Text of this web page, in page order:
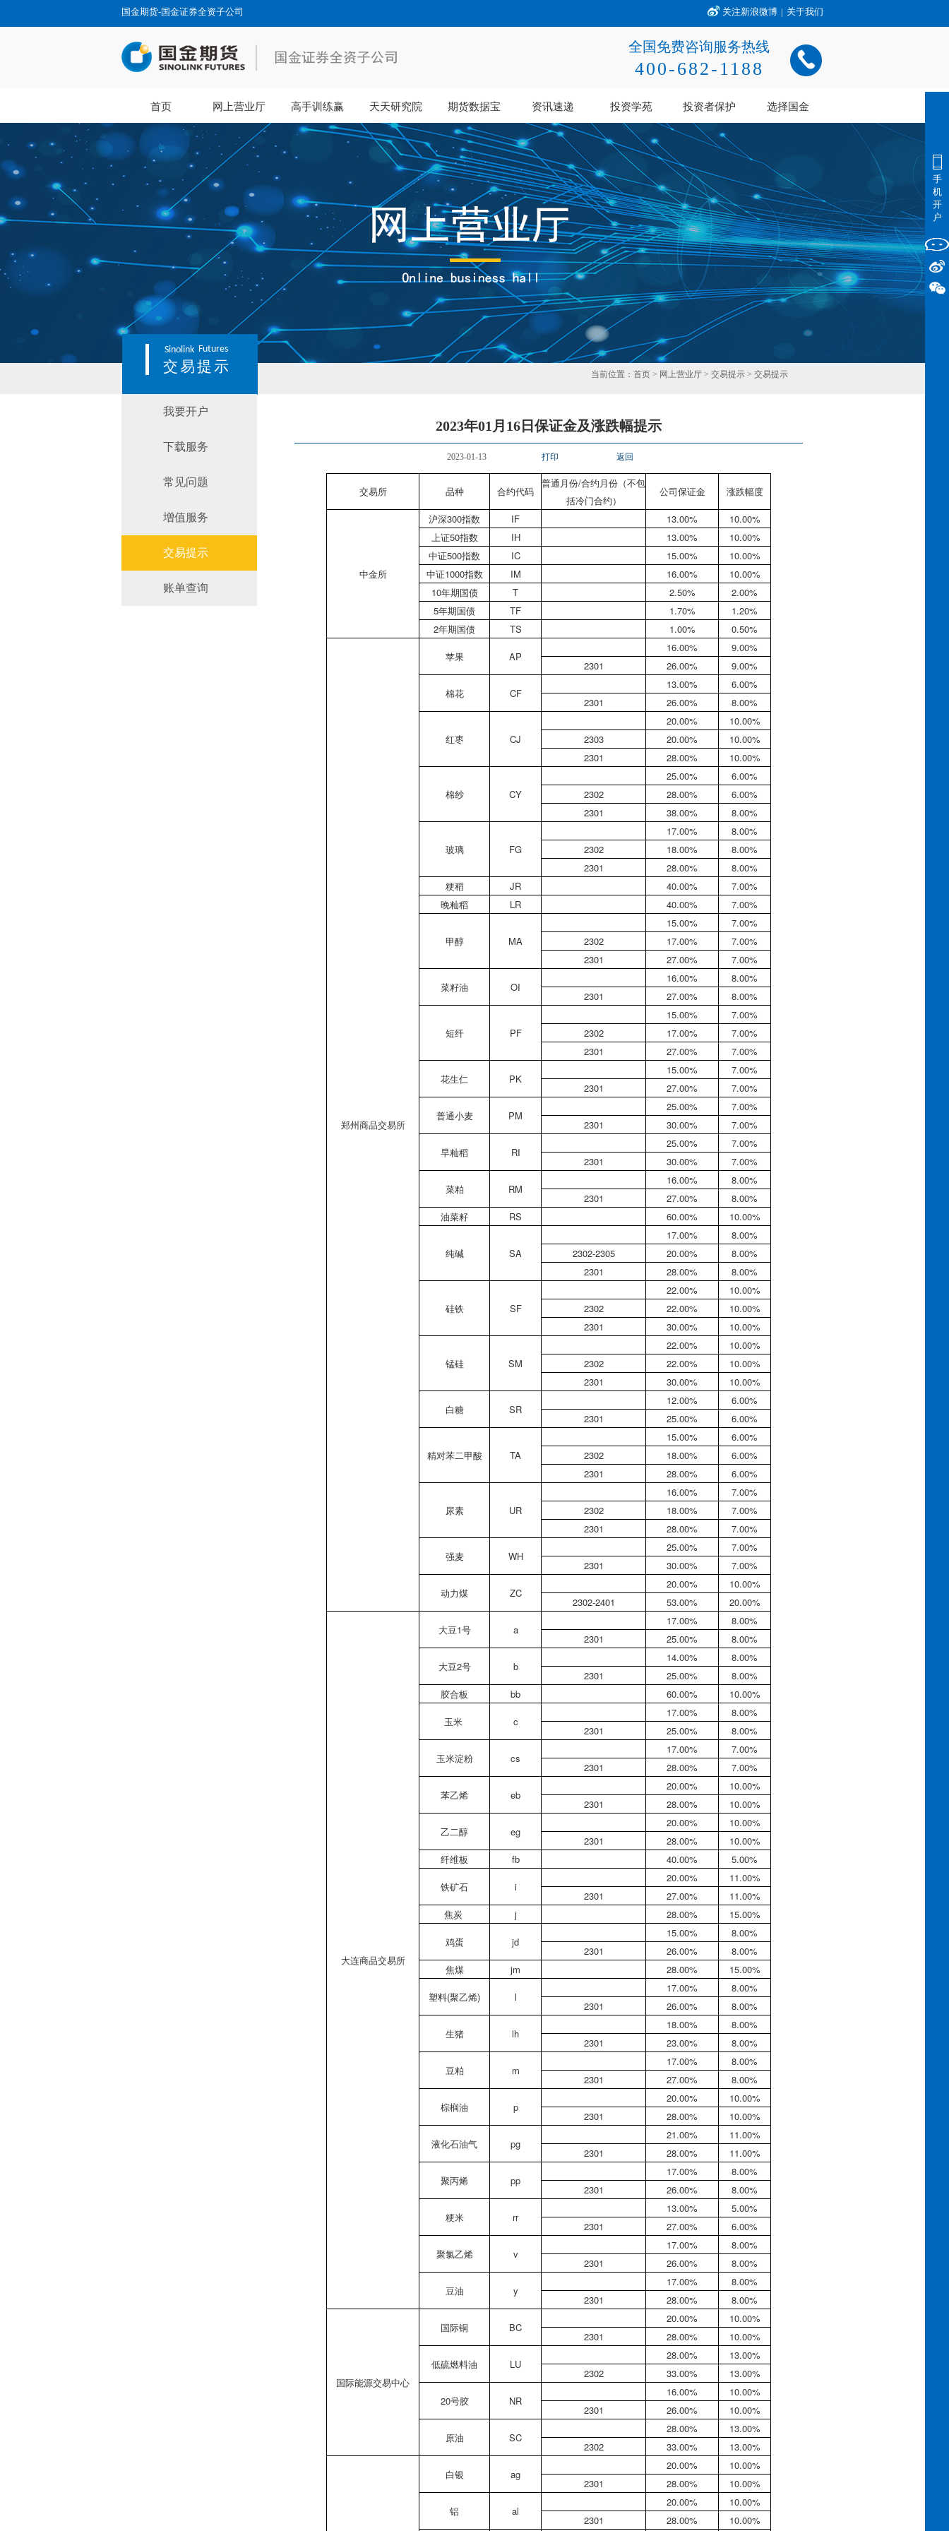
国金期货-国金证券全资子公司 关注新浪微博 | 关于我们
全国免费咨询服务热线
400-682-1188
首页 网上营业厅 高手训练赢 天天研究院 期货数据宝 资讯速递 投资学苑 投资者保护 选择国金
Sinolink Futures
交易提示 当前位置： 首页 > 网上营业厅 > 交易提示 > 交易提示
我要开户
下载服务
常见问题
增值服务
交易提示
账单查询
2023年01月16日保证金及涨跌幅提示
2023-01-13 打印 返回
交易所 品种 合约代码
普通月份/合约月份（不包
括冷门合约）
公司保证金 涨跌幅度
中金所
沪深300指数 IF 13.00%
10.00%
上证50指数
IH 13.00%
10.00%
中证500指数
IC 15.00%
10.00%
中证1000指数
IM 16.00%
10.00%
10年期国债
T 2.50%
2.00%
5年期国债
TF 1.70%
1.20%
2年期国债
TS 1.00% 0.50%
郑州商品交易所
苹果 AP
16.00%
9.00%
2301
26.00% 9.00%
棉花 CF
13.00%
6.00%
2301
26.00% 8.00%
红枣 CJ
20.00%
10.00%
2303
20.00%
10.00%
2301
28.00% 10.00%
棉纱 CY
25.00%
6.00%
2302
28.00%
6.00%
2301
38.00% 8.00%
玻璃 FG
17.00%
8.00%
2302
18.00%
8.00%
2301
28.00%
8.00%
粳稻
JR 40.00%
7.00%
晚籼稻
LR 40.00% 7.00%
甲醇 MA
15.00%
7.00%
2302
17.00%
7.00%
2301
27.00% 7.00%
菜籽油 OI
16.00%
8.00%
2301
27.00% 8.00%
短纤 PF
15.00%
7.00%
2302
17.00%
7.00%
2301
27.00% 7.00%
花生仁 PK
15.00%
7.00%
2301
27.00% 7.00%
普通小麦 PM
25.00%
7.00%
2301
30.00% 7.00%
早籼稻 RI
25.00%
7.00%
2301
30.00% 7.00%
菜粕 RM
16.00%
8.00%
2301
27.00%
8.00%
油菜籽
RS 60.00% 10.00%
纯碱 SA
17.00%
8.00%
2302-2305
20.00%
8.00%
2301
28.00% 8.00%
硅铁 SF
22.00%
10.00%
2302
22.00%
10.00%
2301
30.00% 10.00%
锰硅 SM
22.00%
10.00%
2302
22.00%
10.00%
2301
30.00% 10.00%
白糖 SR
12.00%
6.00%
2301
25.00% 6.00%
精对苯二甲酸 TA
15.00%
6.00%
2302
18.00%
6.00%
2301
28.00% 6.00%
尿素 UR
16.00%
7.00%
2302
18.00%
7.00%
2301
28.00% 7.00%
强麦 WH
25.00%
7.00%
2301
30.00% 7.00%
动力煤 ZC
20.00%
10.00%
2302-2401
53.00% 20.00%
大连商品交易所
大豆1号 a
17.00%
8.00%
2301
25.00% 8.00%
大豆2号 b
14.00%
8.00%
2301
25.00%
8.00%
胶合板
bb 60.00% 10.00%
玉米 c
17.00%
8.00%
2301
25.00% 8.00%
玉米淀粉 cs
17.00%
7.00%
2301
28.00% 7.00%
苯乙烯 eb
20.00%
10.00%
2301
28.00% 10.00%
乙二醇 eg
20.00%
10.00%
2301
28.00%
10.00%
纤维板
fb 40.00% 5.00%
铁矿石 i
20.00%
11.00%
2301
27.00%
11.00%
焦炭
j 28.00% 15.00%
鸡蛋 jd
15.00%
8.00%
2301
26.00%
8.00%
焦煤
jm 28.00% 15.00%
塑料(聚乙烯) l
17.00%
8.00%
2301
26.00% 8.00%
生猪 lh
18.00%
8.00%
2301
23.00% 8.00%
豆粕 m
17.00%
8.00%
2301
27.00% 8.00%
棕榈油 p
20.00%
10.00%
2301
28.00% 10.00%
液化石油气 pg
21.00%
11.00%
2301
28.00% 11.00%
聚丙烯 pp
17.00%
8.00%
2301
26.00% 8.00%
粳米 rr
13.00%
5.00%
2301
27.00% 6.00%
聚氯乙烯 v
17.00%
8.00%
2301
26.00% 8.00%
豆油 y
17.00%
8.00%
2301
28.00% 8.00%
国际能源交易中心
国际铜 BC
20.00%
10.00%
2301
28.00% 10.00%
低硫燃料油 LU
28.00%
13.00%
2302
33.00% 13.00%
20号胶 NR
16.00%
10.00%
2301
26.00% 10.00%
原油 SC
28.00%
13.00%
2302
33.00% 13.00%
白银 ag
20.00%
10.00%
2301
28.00% 10.00%
铝 al
20.00%
10.00%
2301
28.00% 10.00%
手
机
开
户